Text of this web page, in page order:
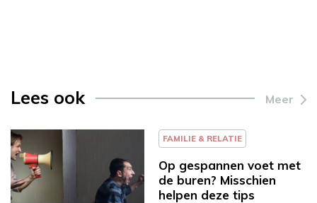
Lees ook Meer
FAMILIE & RELATIE
Op gespannen voet met
de buren? Misschien
helpen deze tips